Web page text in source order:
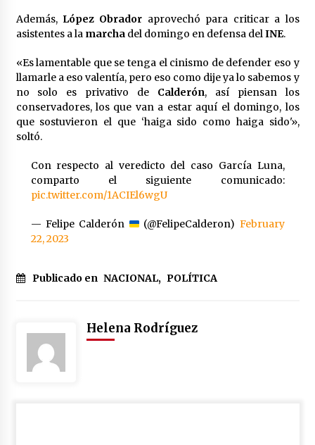
Además, López Obrador aprovechó para criticar a los
asistentes a la marchadel domingo en defensa delINE.
«Es lamentable que se tenga el cinismo de defender eso y
llamarle a eso valentía, pero eso como dije ya lo sabemos y
no solo es privativo de Calderón, así piensan los
conservadores, los que van a estar aquí el domingo, los
que sostuvieron el que ‘haiga sido como haiga sido'»,
soltó.
Con respecto al veredicto del caso García Luna,
comparto el siguiente comunicado:
pic.twitter.com/1ACIEl6wgU
— Felipe Calderón (@FelipeCalderon) February
22, 2023
Publicado en NACIONAL, POLÍTICA
Helena Rodríguez